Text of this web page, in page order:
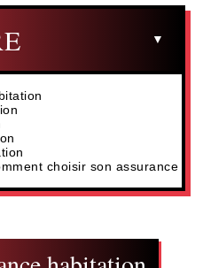
choisir son assurance